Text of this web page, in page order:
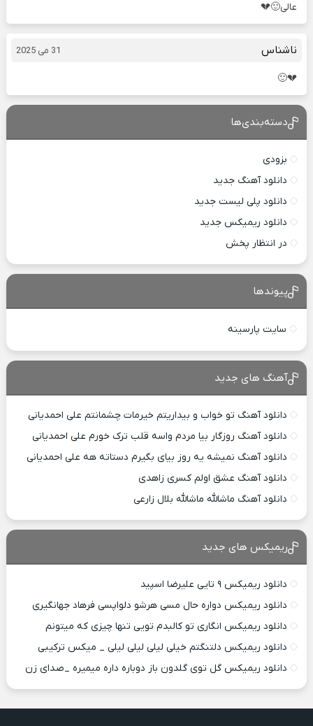
عالی🙂💔
ناشناس 31 می 2025
💔🙂
دسته‌بندی‌ها
بزودی
دانلود آهنگ جدید
دانلود پلی لیست جدید
دانلود ریمیکس جدید
در انتظار پخش
پیوندها
سایت پارسینه
آهنگ های جدید
دانلود آهنگ تو خواب و بیداریتم خیرمات چشمانتم علی احمدیانی
دانلود آهنگ روزگار بیا مردم واسه قلب ترک خورم علی احمدیانی
دانلود آهنگ نمیشه یه روز بیای بگیرم دستاته هه علی احمدیانی
دانلود آهنگ عشق اولم کسری زاهدی
دانلود آهنگ ماشالله ماشالله بلال زارعی
ریمیکس های جدید
دانلود ریمیکس ۹ تایی علیرضا اسپید
دانلود ریمیکس دواره حال مسی هرشو دلواپسی فرهاد جهانگیری
دانلود ریمیکس انگاری تو کالبدم تویی تنها چیزی که میتونم
دانلود ریمیکس دلتنگتم خیلی لیلی لیلی لیلی _ میکس ترکیبی
دانلود ریمیکس گل توی گلدون باز دوباره داره میمیره _صدای زن